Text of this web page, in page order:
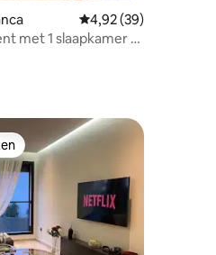
5 op 5, 19 recensies
Gemiddelde
4,92 (39)
met 1 slaapkamer •